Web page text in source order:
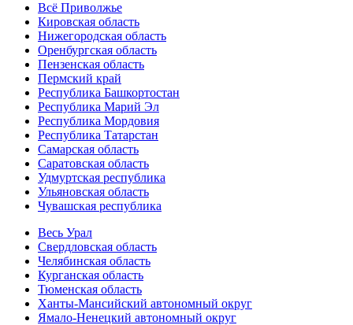
Всё Приволжье
Кировская область
Нижегородская область
Оренбургская область
Пензенская область
Пермский край
Республика Башкортостан
Республика Марий Эл
Республика Мордовия
Республика Татарстан
Самарская область
Саратовская область
Удмуртская республика
Ульяновская область
Чувашская республика
Весь Урал
Свердловская область
Челябинская область
Курганская область
Тюменская область
Ханты-Мансийский автономный округ
Ямало-Ненецкий автономный округ